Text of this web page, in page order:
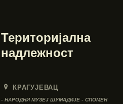
Територијална
надлежност
КРАГУЈЕВАЦ
- НАРОДНИ МУЗЕЈ ШУМАДИЈЕ - СПОМЕН